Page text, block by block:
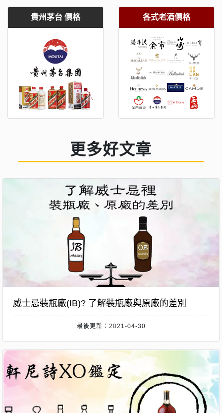
貴州茅台 價格 各式老酒價格
更多好文章
威士忌裝瓶廠(IB)? 了解裝瓶廠與原廠的差別
最後更新：2021-04-30